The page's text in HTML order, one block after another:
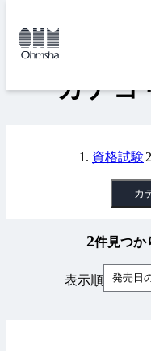
トップ
カテゴ
資格試験
カ
2件見つか
表示順 発売日